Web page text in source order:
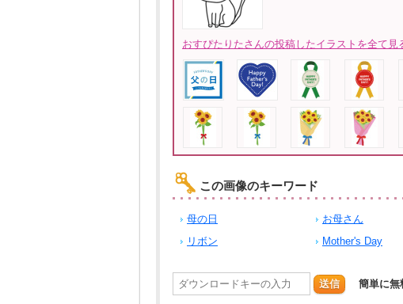
おすぴたりたさんの投稿したイラストを全て見
この画像のキーワード
母の日 お母さん
リボン
Mother's Day
送信 簡単に無